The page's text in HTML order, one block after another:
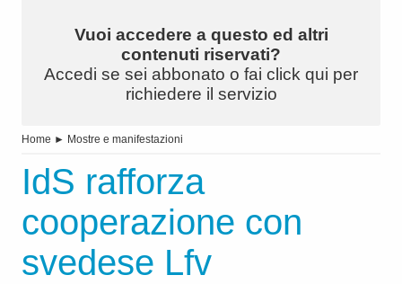
Vuoi accedere a questo ed altri
contenuti riservati?
Accedi se sei abbonato o fai click qui per
richiedere il servizio
Home ► Mostre e manifestazioni
IdS rafforza
cooperazione con
svedese Lfv